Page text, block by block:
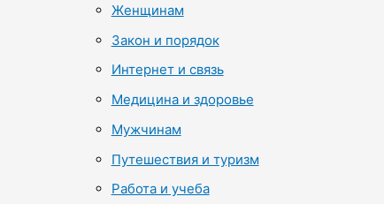
Женщинам
Закон и порядок
Интернет и связь
Медицина и здоровье
Мужчинам
Путешествия и туризм
Работа и учеба